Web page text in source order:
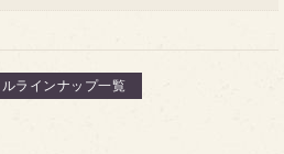
ラインナップ一覧